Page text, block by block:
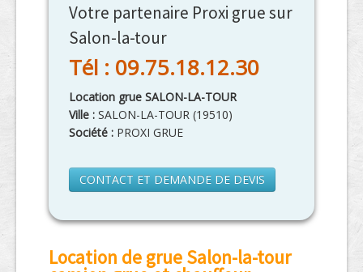
Votre partenaire Proxi grue sur
Salon-la-tour
Tél : 09.75.18.12.30
Location grue SALON-LA-TOUR
Ville : SALON-LA-TOUR (19510)
Société : PROXI GRUE
CONTACT ET DEMANDE DE DEVIS
Location de grue Salon-la-tour